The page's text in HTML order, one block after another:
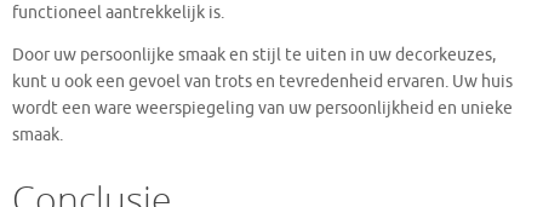
functioneel aantrekkelijk is.
Door uw persoonlijke smaak en stijl te uiten in uw decorkeuzes,
kunt u ook een gevoel van trots en tevredenheid ervaren. Uw huis
wordt een ware weerspiegeling van uw persoonlijkheid en unieke
smaak.